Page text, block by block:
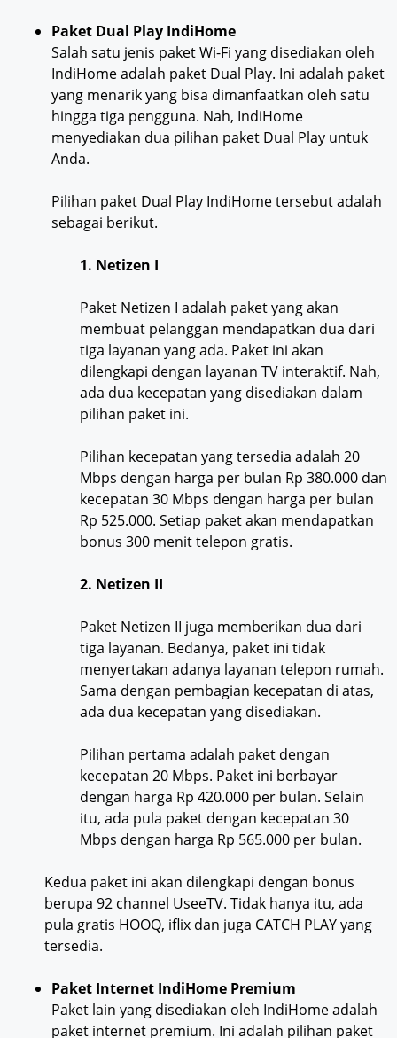
Paket Dual Play IndiHome
Salah satu jenis paket Wi-Fi yang disediakan oleh
IndiHome adalah paket Dual Play. Ini adalah paket
yang menarik yang bisa dimanfaatkan oleh satu
hingga tiga pengguna. Nah, IndiHome
menyediakan dua pilihan paket Dual Play untuk
Anda.
Pilihan paket Dual Play IndiHome tersebut adalah
sebagai berikut.
1. Netizen I
Paket Netizen I adalah paket yang akan
membuat pelanggan mendapatkan dua dari
tiga layanan yang ada. Paket ini akan
dilengkapi dengan layanan TV interaktif. Nah,
ada dua kecepatan yang disediakan dalam
pilihan paket ini.
Pilihan kecepatan yang tersedia adalah 20
Mbps dengan harga per bulan Rp 380.000 dan
kecepatan 30 Mbps dengan harga per bulan
Rp 525.000. Setiap paket akan mendapatkan
bonus 300 menit telepon gratis.
2. Netizen II
Paket Netizen II juga memberikan dua dari
tiga layanan. Bedanya, paket ini tidak
menyertakan adanya layanan telepon rumah.
Sama dengan pembagian kecepatan di atas,
ada dua kecepatan yang disediakan.
Pilihan pertama adalah paket dengan
kecepatan 20 Mbps. Paket ini berbayar
dengan harga Rp 420.000 per bulan. Selain
itu, ada pula paket dengan kecepatan 30
Mbps dengan harga Rp 565.000 per bulan.
Kedua paket ini akan dilengkapi dengan bonus
berupa 92 channel UseeTV. Tidak hanya itu, ada
pula gratis HOOQ, iflix dan juga CATCH PLAY yang
tersedia.
Paket Internet IndiHome Premium
Paket lain yang disediakan oleh IndiHome adalah
paket internet premium. Ini adalah pilihan paket